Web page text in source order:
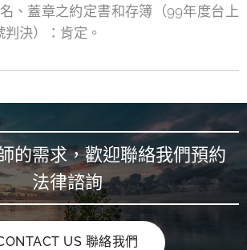
、蓋章之約定書和存簿（99年度台上
判決）：肯定。
的需求，歡迎聯絡我們預約
法律諮詢
US 聯絡我們